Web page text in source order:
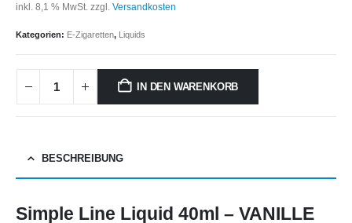
inkl. 8,1 % MwSt. zzgl. Versandkosten
Kategorien: E-Zigaretten, Liquids
IN DEN WARENKORB
BESCHREIBUNG
Simple Line Liquid 40ml – VANILLE